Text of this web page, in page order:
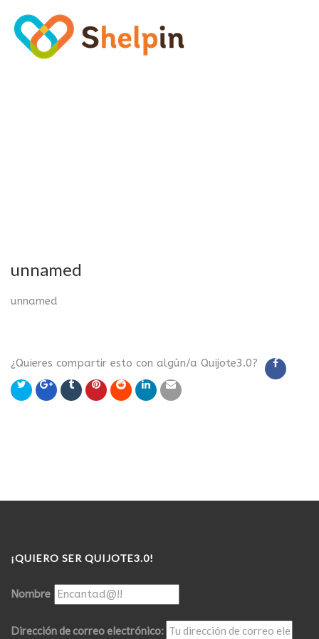
unnamed
unnamed
¿Quieres compartir esto con algún/a Quijote3.0?
¡QUIERO SER QUIJOTE3.0!
Nombre
Dirección de correo electrónico: